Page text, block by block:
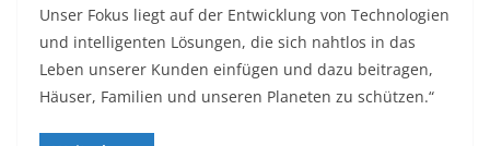
Unser Fokus liegt auf der Entwicklung von Technologien
und intelligenten Lösungen, die sich nahtlos in das
Leben unserer Kunden einfügen und dazu beitragen,
Häuser, Familien und unseren Planeten zu schützen.“